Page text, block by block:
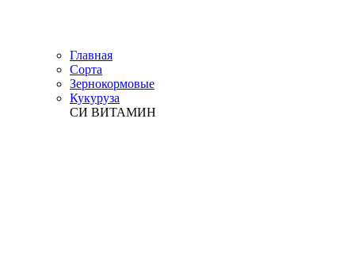
Главная
Сорта
Зернокормовые
Кукуруза
СИ ВИТАМИН